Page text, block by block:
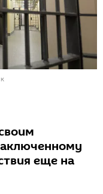
еще на